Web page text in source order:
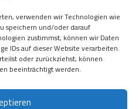
verwenden wir Technologien wie
speichern und/oder darauf
zustimmst, können wir Daten
IDs auf dieser Website verarbeiten.
oder zurückziehst, können
beeinträchtigt werden.